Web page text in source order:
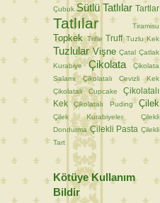
Çubuk Sütlü Tatlılar Tartlar
Tatlılar Tiramisu
Topkek Trifle Truff Tuzlu Kek
Tuzlular Vişne Çatal Çatlak
Kurabiye
Çikolata
Çikolata
Salamı
Çikolatalı Cevizli Kek
Çikolatalı Cupcake
Çikolatalı
Kek
Çikolatalı Puding Çilek
Çilek Kurabiyeler
Çilekli
Dondurma Çilekli Pasta Çilekli
Tart
Kötüye Kullanım
Bildir